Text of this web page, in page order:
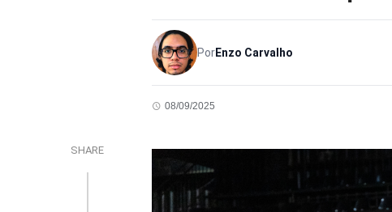
PorEnzo Carvalho
08/09/2025
SHARE